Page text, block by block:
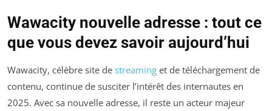
Wawacity nouvelle adresse : tout ce
que vous devez savoir aujourd’hui
Wawacity, célèbre site de streaming et de téléchargement de
contenu, continue de susciter l’intérêt des internautes en
2025. Avec sa nouvelle adresse, il reste un acteur majeur